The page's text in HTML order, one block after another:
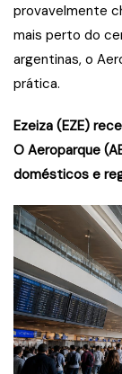
provavelmente
mais perto do
argentinas, o
prática.
Ezeiza (EZE)
O Aeroparque
domésticos e